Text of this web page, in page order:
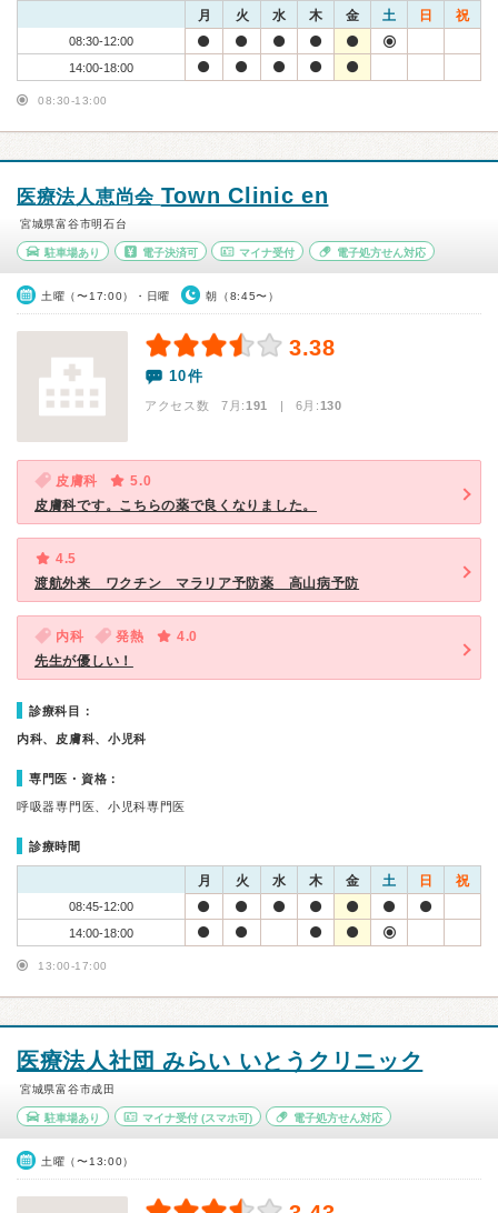
月 火 水 木 金 土 日 祝
08:30-12:00
14:00-18:00
08:30-13:00
医療法人恵尚会 Town Clinic en
宮城県富谷市明石台
駐車場あり 電子決済可 マイナ受付 電子処方せん対応
土曜（〜17:00）・日曜 朝（8:45〜）
3.38
10件
アクセス数 7月:191 | 6月:130
皮膚科
5.0
皮膚科です。こちらの薬で良くなりました。
4.5
渡航外来 ワクチン マラリア予防薬 高山病予防
内科 発熱
4.0
先生が優しい！
診療科目：
内科、皮膚科、小児科
専門医・資格：
呼吸器専門医、小児科専門医
診療時間
月 火 水 木 金 土 日 祝
08:45-12:00
14:00-18:00
13:00-17:00
医療法人社団 みらい いとうクリニック
宮城県富谷市成田
駐車場あり マイナ受付(スマホ可) 電子処方せん対応
土曜（〜13:00）